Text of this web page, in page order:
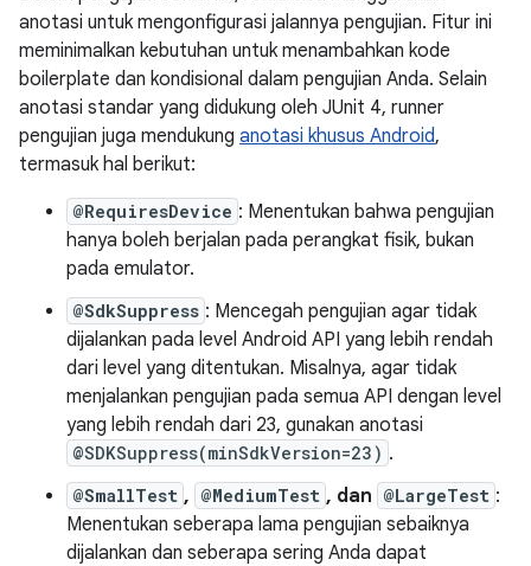
anotasi untuk mengonfigurasi jalannya pengujian. Fitur ini
meminimalkan kebutuhan untuk menambahkan kode
boilerplate dan kondisional dalam pengujian Anda. Selain
anotasi standar yang didukung oleh JUnit 4, runner
pengujian juga mendukung anotasi khusus Android,
termasuk hal berikut:
@RequiresDevice : Menentukan bahwa pengujian
hanya boleh berjalan pada perangkat fisik, bukan
pada emulator.
@SdkSuppress : Mencegah pengujian agar tidak
dijalankan pada level Android API yang lebih rendah
dari level yang ditentukan. Misalnya, agar tidak
menjalankan pengujian pada semua API dengan level
yang lebih rendah dari 23, gunakan anotasi
@SDKSuppress(minSdkVersion=23) .
@SmallTest , @MediumTest , dan @LargeTest :
Menentukan seberapa lama pengujian sebaiknya
dijalankan dan seberapa sering Anda dapat